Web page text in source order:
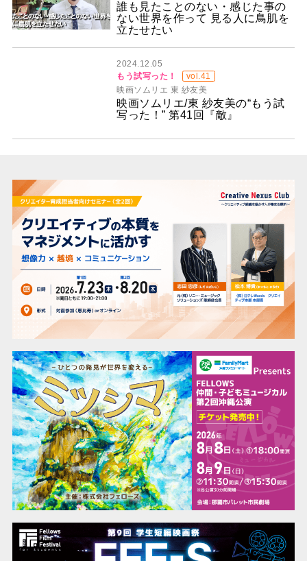
誰も見たことのない・感じた事の
ない世界を作って 見る人に鳥肌を
立たせたい
2024.12.05
もう試写った！
vol.41
映画ソムリエ 東 紗友美
映画ソムリエ/東 紗友美の“もう試
写った！” 第41回『敵』